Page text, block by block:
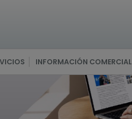
INFORMACIÓN COMERCIAL